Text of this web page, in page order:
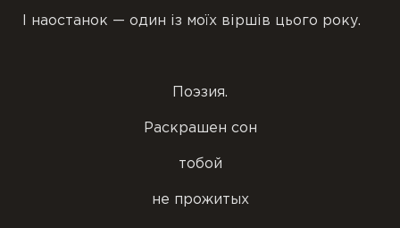
І наостанок — один із моїх віршів цього року.
Поэзия.
Раскрашен сон
тобой
не прожитых